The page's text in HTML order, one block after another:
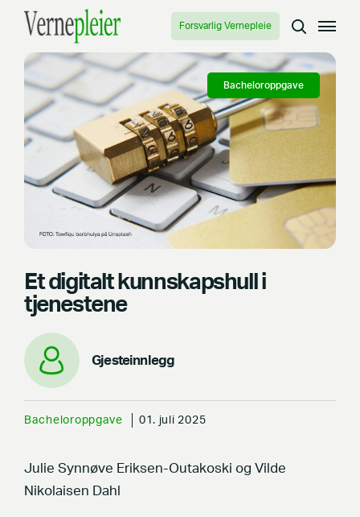
Forsvarlig Vernepleie
Bacheloroppgave
Et digitalt kunnskapshull i
tjenestene
Gjesteinnlegg
Bacheloroppgave 01. juli 2025
Julie Synnøve Eriksen-Outakoski og Vilde
Nikolaisen Dahl